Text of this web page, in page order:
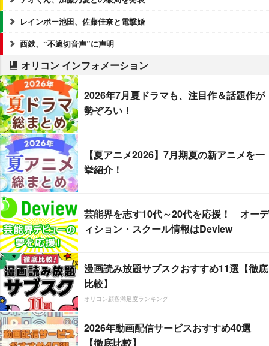
レインボー池田、佐藤佳奈と電撃婚
西鉄、“不適切音声”に声明
オリコン インフォメーション
2026年7月夏ドラマも、注目作＆話題作が
勢ぞろい！
【夏アニメ2026】7月期夏の新アニメを一
挙紹介！
芸能界を志す10代～20代を応援！ オーデ
ィション・スクール情報はDeview
漫画読み放題サブスクおすすめ11選【徹底
比較】
オリコン顧客満足度ランキング
2026年動画配信サービスおすすめ40選
【徹底比較】